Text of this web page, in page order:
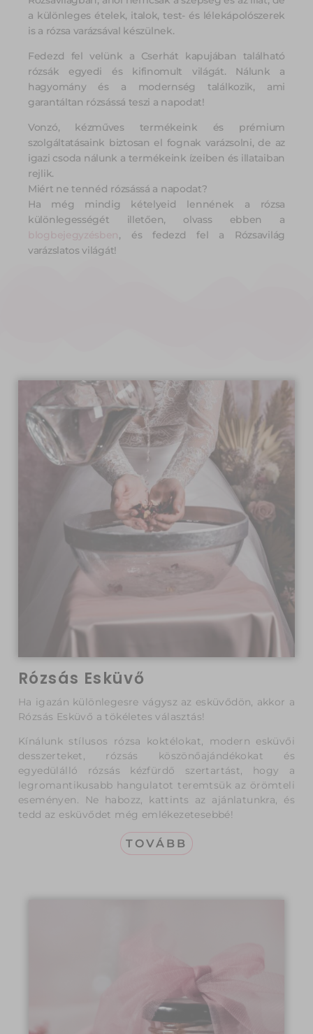
a különleges ételek, italok, test- és lélekápolószerek
is a rózsa varázsával készülnek.
Fedezd fel velünk a Cserhát kapujában található
rózsák egyedi és kifinomult világát. Nálunk a
hagyomány és a modernség találkozik, ami
garantáltan rózsássá teszi a napodat!
Vonzó, kézműves termékeink és prémium
szolgáltatásaink biztosan el fognak varázsolni, de az
igazi csoda nálunk a termékeink ízeiben és illataiban
rejlik.
Miért ne tennéd rózsássá a napodat?
Ha még mindig kételyeid lennének a rózsa
különlegességét illetően, olvass ebben a
blogbejegyzésben, és fedezd fel a Rózsavilág
varázslatos világát!
Rózsás Esküvő
Ha igazán különlegesre vágysz az esküvődön, akkor a
Rózsás Esküvő a tökéletes választás!
Kínálunk stílusos rózsa koktélokat, modern esküvői
desszerteket, rózsás köszönőajándékokat és
egyedülálló rózsás kézfürdő szertartást, hogy a
legromantikusabb hangulatot teremtsük az örömteli
eseményen. Ne habozz, kattints az ajánlatunkra, és
tedd az esküvődet még emlékezetesebbé!
TOVÁBB